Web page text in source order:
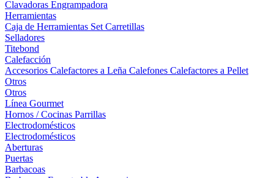
Clavadoras Engrampadora
Herramientas
Caja de Herramientas Set Carretillas
Selladores
Titebond
Calefacción
Accesorios Calefactores a Leña Calefones Calefactores a Pellet
Otros
Otros
Línea Gourmet
Hornos / Cocinas Parrillas
Electrodomésticos
Electrodomésticos
Aberturas
Puertas
Barbacoas